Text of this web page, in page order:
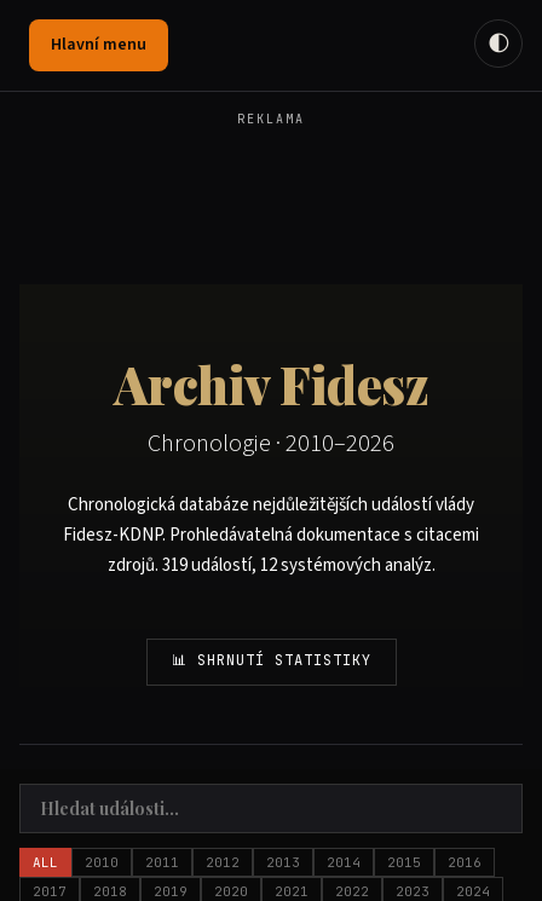
Hlavní menu
REKLAMA
🌓
Archiv Fidesz
Chronologie · 2010–2026
Chronologická databáze nejdůležitějších událostí vlády
Fidesz-KDNP. Prohledávatelná dokumentace s citacemi
zdrojů. 319 událostí, 12 systémových analýz.
📊 SHRNUTÍ STATISTIKY
ALL 2010 2011 2012 2013 2014 2015
2016
2017
2018 2019 2020 2021 2022 2023
2024